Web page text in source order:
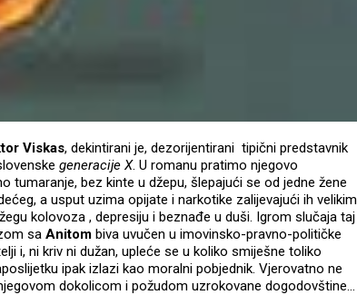
Viskas, dekintirani je, dezorijentirani tipični predstavnik
generacije X. U romanu pratimo njegovo
tumaranje, bez kinte u džepu, šlepajući se od jedne žene
a usput uzima opijate i narkotike zalijevajući ih velikim
kolovoza , depresiju i beznađe u duši. Igrom slučaja taj
sa Anitom biva uvučen u imovinsko-pravno-političke
i, ni kriv ni dužan, upleće se u koliko smiješne toliko
ipak izlazi kao moralni pobjednik. Vjerovatno ne
dokolicom i požudom uzrokovane dogodovštine...